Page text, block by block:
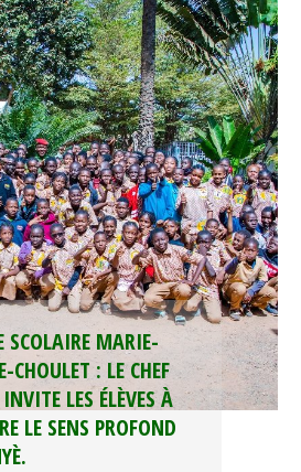
SCOLAIRE MARIE-
CHOULET : LE CHEF
LES ÉLÈVES À
LE SENS PROFOND